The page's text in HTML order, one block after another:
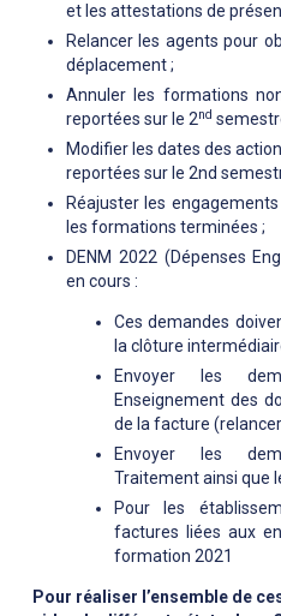
et les attestations de
Relancer les agents pour
déplacement ;
Annuler les formations
reportées sur le 2nd
Modifier les dates des
reportées sur le 2nd
Réajuster les
les formations terminées ;
DENM 2022 (Dépenses
en cours :
Ces demandes
la clôture
Envoyer les
Enseignement des
de la facture
Envoyer les
Traitement ainsi que
Pour les
factures liées aux
formation 2021
Pour réaliser l’ensemble de